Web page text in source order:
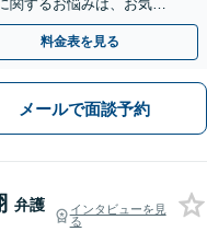
関するお悩みは、お気軽
夜間対応可】
料金表を見る
メールで面談予約
弁護
インタビューを見
る